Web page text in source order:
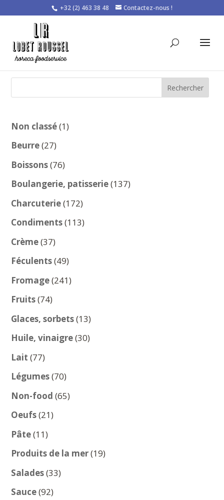
+32 (2) 463 38 48 Contactez-nous !
Rechercher
Non classé 11
Beurre 2727
produits
Boissons 7676
produits
Boulangerie, patisserie 137137
Charcuterie 172172
produits
Condiments 113113
Crème 3737
produits
Féculents 4949
produits
Fromage 241241
Fruits 7474
produits
Glaces, sorbets 1313
produits
Huile, vinaigre 3030
Lait 7777
produits
Légumes 7070
produits
Non-food 6565
Oeufs 2121
Pâte 1111
produits
Produits de la mer 1919
Salades 3333
Sauce 9292